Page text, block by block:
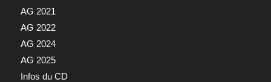
AG 2021
AG 2022
AG 2024
AG 2025
Infos du CD